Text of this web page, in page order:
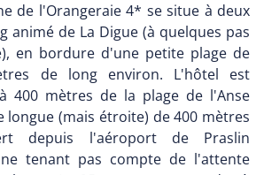
de l'Orangeraie 4* se situe à deux
animé de La Digue (à quelques pas
en bordure d'une petite plage de
de long environ. L'hôtel est
400 mètres de la plage de l'Anse
longue (mais étroite) de 400 mètres
depuis l'aéroport de Praslin
tenant pas compte de l'attente